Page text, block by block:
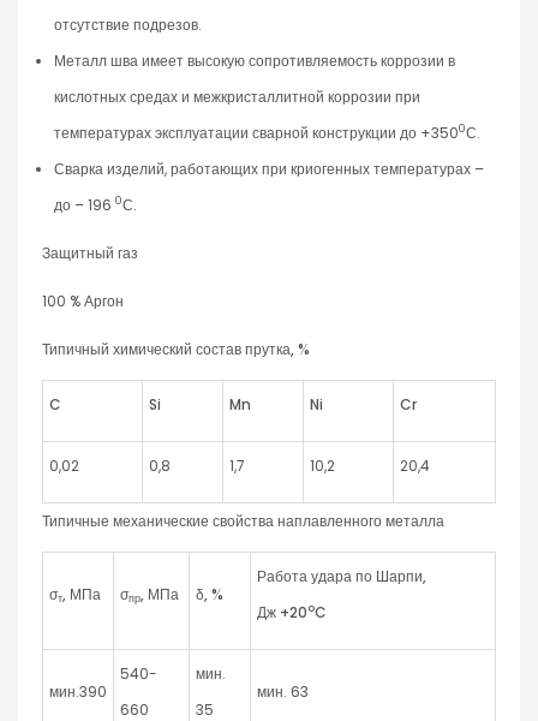
отсутствие подрезов.
Металл шва имеет высокую сопротивляемость коррозии в
кислотных средах и межкристаллитной коррозии при
температурах эксплуатации сварной конструкции до +3500С.
Сварка изделий, работающих при криогенных температурах –
до – 196 0С.
Защитный газ
100 % Аргон
Типичный химический состав прутка, %
C Si Mn Ni Cr
0,02 0,8 1,7 10,2 20,4
Типичные механические свойства наплавленного металла
σт, МПа σпр, МПа δ,%
Работа удара по Шарпи,
Дж +20oC
мин.390
540-
660
мин.
35
мин. 63